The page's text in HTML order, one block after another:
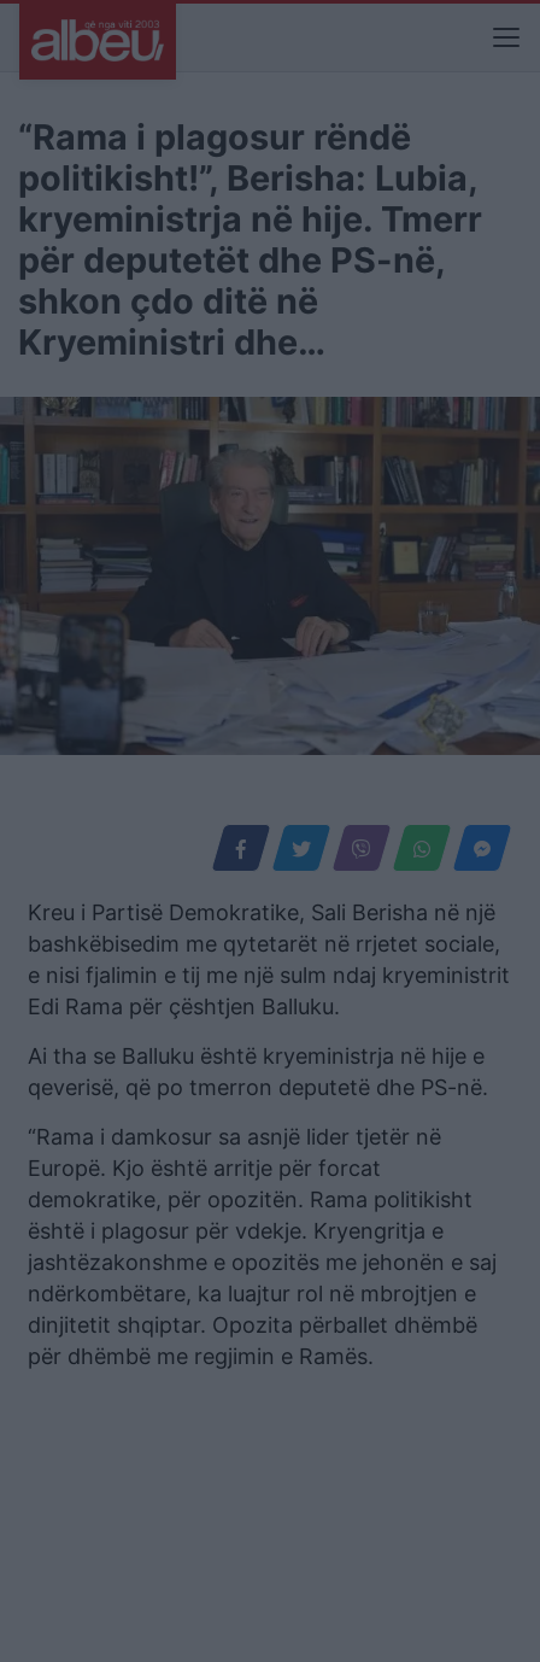
“Rama i plagosur rëndë
politikisht!”, Berisha: Lubia,
kryeministrja në hije. Tmerr
për deputetët dhe PS-në,
shkon çdo ditë në
Kryeministri dhe…
Kreu i Partisë Demokratike, Sali Berisha në një
bashkëbisedim me qytetarët në rrjetet sociale,
e nisi fjalimin e tij me një sulm ndaj kryeministrit
Edi Rama për çështjen Balluku.
Ai tha se Balluku është kryeministrja në hije e
qeverisë, që po tmerron deputetë dhe PS-në.
“Rama i damkosur sa asnjë lider tjetër në
Europë. Kjo është arritje për forcat
demokratike, për opozitën. Rama politikisht
është i plagosur për vdekje. Kryengritja e
jashtëzakonshme e opozitës me jehonën e saj
ndërkombëtare, ka luajtur rol në mbrojtjen e
dinjitetit shqiptar. Opozita përballet dhëmbë
për dhëmbë me regjimin e Ramës.